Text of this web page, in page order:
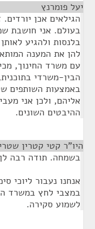
יעל פומרנץ
הגילאים אכן
בעולם. אני חושבת
בלנסות ולהגיע
להן את המענה
עם משרד החינוך,
הבין-משרדי
באמצעות השותפים
אליהם, ולכן אני
ההיבטים השונים.
היו"ר קטי קטרין
בשמחה. תודה רבה
אנחנו נעבור ליוכי
במצבי לחץ במשרד
לשמוע סקירה.